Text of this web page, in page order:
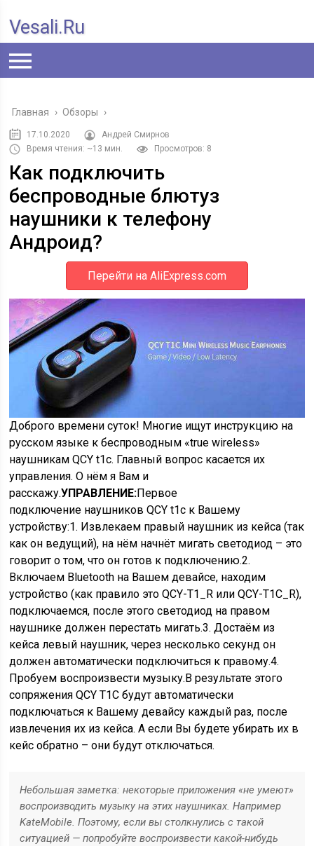
Vesali.ru
Главная › Обзоры ›
17.10.2020
Андрей Смирнов
Время чтения: ~13 мин.
Просмотров: 8
Как подключить
беспроводные блютуз
наушники к телефону
Андроид?
Перейти на AliExpress.com
Доброго времени суток! Многие ищут инструкцию на
русском языке к беспроводным «true wireless»
наушникам QCY t1c. Главный вопрос касается их
управления. О нём я Вам и
расскажу.УПРАВЛЕНИЕ:Первое
подключение наушников QCY t1c к Вашему
устройству:1. Извлекаем правый наушник из кейса (так
какон ведущий), на нём начнёт мигать светодиод – это
говорит о том, что он готов к подключению.2.
Включаем Bluetooth на Вашем девайсе, находим
устройство (как правило это QCY-T1_R или QCY-T1C_R),
подключаемся, после этого светодиод на правом
наушнике должен перестать мигать.3. Достаём из
кейса левый наушник, через несколько секунд он
должен автоматически подключиться к правому.4.
Пробуем воспроизвести музыку. В результате этого
сопряжения QCY T1C будут автоматически
подключаться к Вашему девайсу каждый раз, после
извлечения их из кейса. А если Вы будете убирать их в
кейс обратно – они будут отключаться.
Небольшая заметка: некоторые приложения «не умеют»
воспроизводить музыку на этих наушниках. Например
KateMobile. Поэтому, если вы столкнулись с такой
ситуацией — попробуйте воспроизвести какой-нибудь